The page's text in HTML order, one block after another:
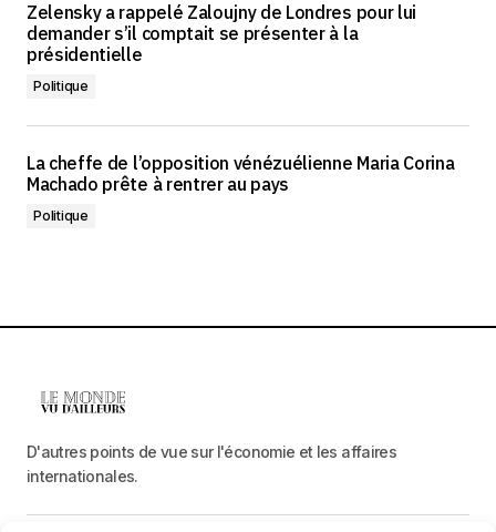
Zelensky a rappelé Zaloujny de Londres pour lui
demander s’il comptait se présenter à la
présidentielle
Politique
La cheffe de l’opposition vénézuélienne Maria Corina
Machado prête à rentrer au pays
Politique
D'autres points de vue sur l'économie et les affaires
internationales.